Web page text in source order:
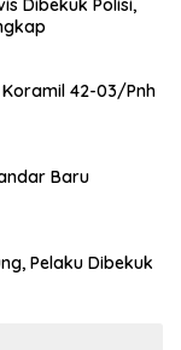
42-03/Pnh
Baru
Pelaku Dibekuk